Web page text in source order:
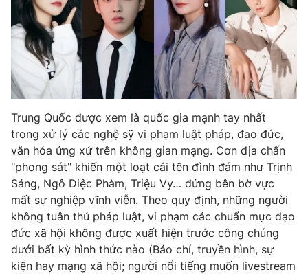
Trung Quốc được xem là quốc gia mạnh tay nhất
trong xử lý các nghệ sỹ vi phạm luật pháp, đạo đức,
văn hóa ứng xử trên không gian mạng. Cơn địa chấn
"phong sát" khiến một loạt cái tên đình đám như Trịnh
Sảng, Ngô Diệc Phàm, Triệu Vy… đứng bên bờ vực
mất sự nghiệp vĩnh viễn. Theo quy định, những người
không tuân thủ pháp luật, vi phạm các chuẩn mực đạo
đức xã hội không được xuất hiện trước công chúng
dưới bất kỳ hình thức nào (Báo chí, truyền hình, sự
kiện hay mạng xã hội; người nổi tiếng muốn livestream